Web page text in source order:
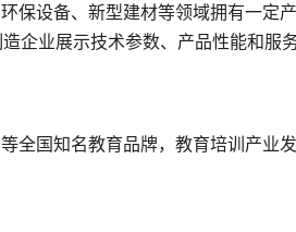
保设备、新型建材等领域拥有一定
企业展示技术参数、产品性能和服务
全国知名教育品牌，教育培训产业